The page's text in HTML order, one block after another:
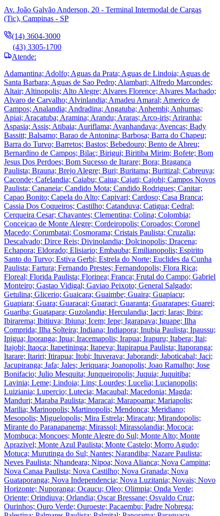
Av. João Galvão Anderson, 20 - Terminal Intermodal de Cargas
(Tic), Campinas - SP
(14) 3604-3000
(43) 3305-1700
Atende:
Adamantina; Adolfo; Aguas da Prata; Aguas de Lindoia; Aguas de
Santa Barbara; Aguas de Sao Pedro; Alambari; Alfredo Marcondes;
Altair; Altinopolis; Alto Alegre; Alvares Florence; Alvares Machado;
Alvaro de Carvalho; Alvinlandia; Amadeu Amaral; Americo de
Campos; Analandia; Andradina; Angatuba; Anhembi; Anhumas;
Apiai; Aracatuba; Aramina; Arandu; Araras; Arco-iris; Ariranha;
Aspasia; Assis; Atibaia; Auriflama; Avanhandava; Avencas; Bady
Bassitt; Balsamo; Barao de Antonina; Barbosa; Barra do Chapeu;
Barra do Turvo; Barretos; Bastos; Bebedouro; Bento de Abreu;
Bernardino de Campos; Bilac; Birigui; Biritiba Mirim; Bofete; Bom
Jesus Dos Perdoes; Bom Sucesso de Itarare; Bora; Braganca
Paulista; Brauna; Brejo Alegre; Buri; Buritama; Buritizal; Cabreuva;
Caconde; Cafelandia; Caiabu; Caiua; Cajati; Cajobi; Campos Novos
Paulista; Cananeia; Candido Mota; Candido Rodrigues; Canitar;
Capao Bonito; Capela do Alto; Capivari; Cardoso; Casa Branca;
Cassia Dos Coqueiros; Castilho; Catanduva; Catigua; Cedral;
Cerqueira Cesar; Chavantes; Clementina; Colina; Colombia;
Conceicao de Monte Alegre; Cordeiropolis; Coroados; Coronel
Macedo; Corumbatai; Cosmorama; Cristais Paulista; Cruzalia;
Descalvado; Dirce Reis; Divinolandia; Dolcinopolis; Dracena;
Echapora; Eldorado; Elisiario; Embauba; Emilianopolis; Espirito
Santo do Turvo; Estiva Gerbi; Estrela do Norte; Euclides da Cunha
Paulista; Fartura; Fernando Prestes; Fernandopolis; Flora Rica;
Floreal; Florida Paulista; Florinea; Franca; Frutal do Campo; Gabriel
Monteiro; Gastao Vidigal; Gaviao Peixoto; General Salgado;
Getulina; Glicerio; Guaicara; Guaimbe; Guaira; Guapiacu;
Guapiara; Guara; Guaracai; Guaraci; Guaranta; Guararapes; Guarei;
Guariba; Guatapara; Guzolandia; Herculandia; Iacri; Iaras; Ibira;
Ibirarema; Ibitiuva; Ibiuna; Icem; Iepe; Igarapava; Iguape; Ilha
Comprida; Ilha Solteira; Indiana; Indiapora; Inubia Paulista; Ipaussu;
Ipigua; Iporanga; Ipua; Iracemapolis; Irapua; Irapuru; Itabera; Itai;
Itajobi; Itaoca; Itapetininga; Itapeva; Itapirapua Paulista; Itaporanga;
Itarare; Itariri; Itirapua; Itobi; Ituverava; Jaborandi; Jaboticabal; Jaci;
Jacupiranga; Jafa; Jales; Jeriquara; Joanopolis; Joao Ramalho; Jose
Bonifacio; Julio Mesquita; Junqueiropolis; Juquia; Juquitiba;
Lavinia; Leme; Lindoia; Lins; Lourdes; Lucelia; Lucianopolis;
Luiziania; Lupercio; Lutecia; Macaubal; Macedonia; Magda;
Manduri; Maraba Paulista; Maracai; Marapoama; Mariapolis;
Marilia; Marinopolis; Martinopolis; Mendonca; Meridiano;
Mesopolis; Miguelopolis; Mira Estrela; Miracatu; Mirandopolis;
Mirante do Paranapanema; Mirassol; Mirassolandia; Mococa;
Mombuca; Moncoes; Monte Alegre do Sul; Monte Alto; Monte
Aprazivel; Monte Azul Paulista; Monte Castelo; Morro Agudo;
Motuca; Murutinga do Sul; Nantes; Narandiba; Nazare Paulista;
Neves Paulista; Nhandeara; Nipoa; Nova Alianca; Nova Campina;
Nova Canaa Paulista; Nova Castilho; Nova Granada; Nova
Guataporanga; Nova Independencia; Nova Luzitania; Novais; Novo
Horizonte; Nuporanga; Ocaucu; Oleo; Olimpia; Onda Verde;
Oriente; Orindiuva; Orlandia; Oscar Bressane; Osvaldo Cruz;
Ourinhos; Ouro Verde; Ouroeste; Pacaembu; Padre Nobrega;